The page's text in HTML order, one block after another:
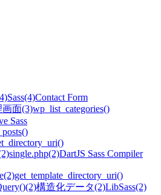
Sass(4)Contact Form
画面(3)wp_list_categories()
Sass
single.php(2)DartJS Sass Compiler
(2)get_template_directory_uri()
(2)構造化データ(2)LibSass(2)